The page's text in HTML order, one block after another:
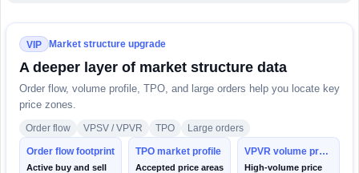
CoinAnk dados do mercado cripto e analise
VIP Market structure upgrade
A deeper layer of market structure data
Order flow, volume profile, TPO, and large orders help you locate key
price zones.
Order flow VPSV / VPVR TPO Large orders
Order flow footprint
Active buy and sell
TPO market profile
Accepted price areas
VPVR volume profile
High-volume price